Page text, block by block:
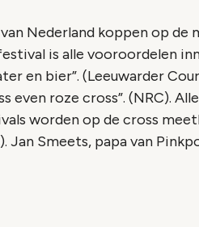
Nederland koppen op de
is alle vooroordelen
en bier”. (Leeuwarder
even roze cross”. (NRC).
worden op de cross
Jan Smeets, papa van